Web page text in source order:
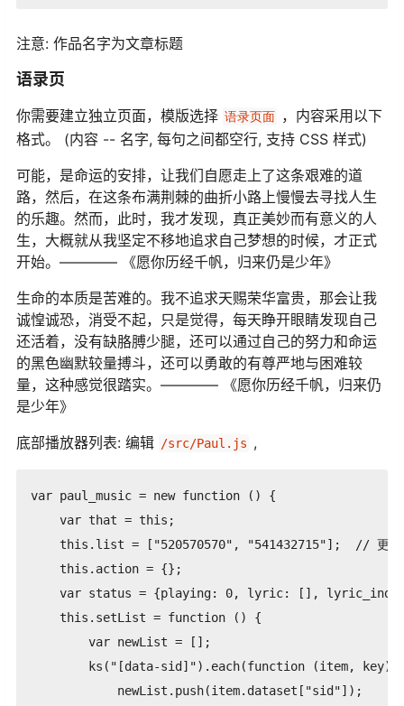
注意: 作品名字为文章标题
语录页
你需要建立独立页面，模版选择 语录页面 ，内容采用以下
格式。 (内容 -- 名字, 每句之间都空行, 支持 CSS 样式)
可能，是命运的安排，让我们自愿走上了这条艰难的道
路，然后，在这条布满荆棘的曲折小路上慢慢去寻找人生
的乐趣。然而，此时，我才发现，真正美妙而有意义的人
生，大概就从我坚定不移地追求自己梦想的时候，才正式
开始。———— 《愿你历经千帆，归来仍是少年》
生命的本质是苦难的。我不追求天赐荣华富贵，那会让我
诚惶诚恐，消受不起，只是觉得，每天睁开眼睛发现自己
还活着，没有缺胳膊少腿，还可以通过自己的努力和命运
的黑色幽默较量搏斗，还可以勇敢的有尊严地与困难较
量，这种感觉很踏实。———— 《愿你历经千帆，归来仍
是少年》
底部播放器列表: 编辑 /src/Paul.js ,
var paul_music = new function () {
    var that = this;
this.list = ["520570570", "541432715"];  // 更换
    this.action = {};
var status = {playing: 0, lyric: [],
    this.setList = function () {
        var newList = [];
ks("[data-sid]").each(function (item, key)
            newList.push(item.dataset["sid"]);